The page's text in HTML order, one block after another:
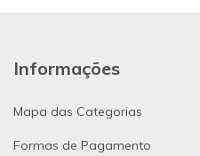
Informações
Mapa das Categorias
Formas de Pagamento